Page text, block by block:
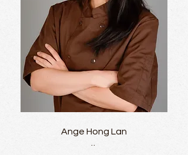
Ange Hong Lan